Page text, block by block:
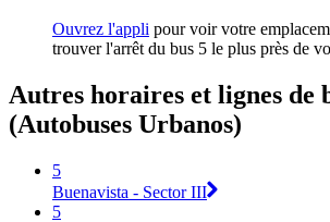
Ouvrez l'appli pour voir votre
trouver l'arrêt du bus 5 le plus près de
Autres horaires et lignes de
(Autobuses Urbanos)
5
Buenavista - Sector III
5